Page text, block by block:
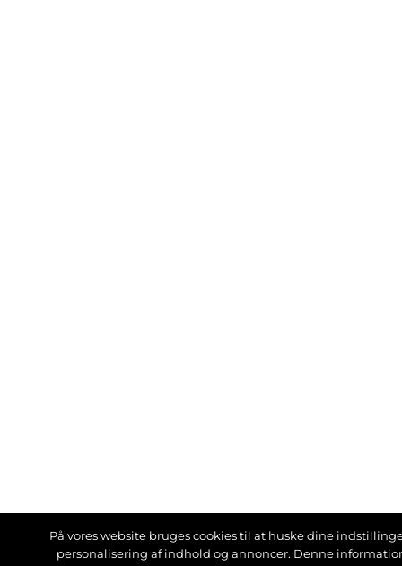
På vores website bruges cookies til at huske dine
personalisering af indhold og annoncer. Denne